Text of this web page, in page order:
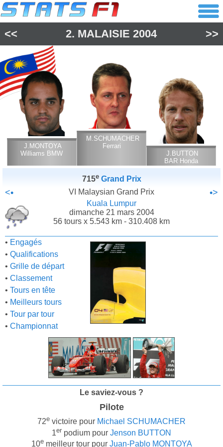
<< 2. MALAISIE 2004 >>
J.MONTOYA
Williams BMW
M.SCHUMACHER
Ferrari
J.BUTTON
BAR Honda
715e Grand Prix
<• VI Malaysian Grand Prix •>
Kuala Lumpur
dimanche 21 mars 2004
56 tours x 5.543 km - 310.408 km
• Engagés
• Qualifications
• Grille de départ
• Classement
• Tours en tête
• Meilleurs tours
• Tour par tour
• Championnat
Le saviez-vous ?
Pilote
72e victoire pour Michael SCHUMACHER
1er podium pour Jenson BUTTON
10emeilleur tour pour Juan-Pablo MONTOYA